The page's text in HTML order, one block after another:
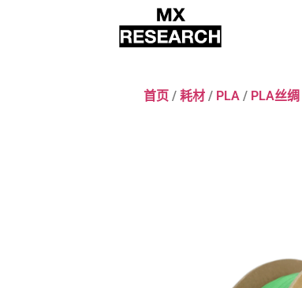
首页 / 耗材 / PLA / PLA丝绸